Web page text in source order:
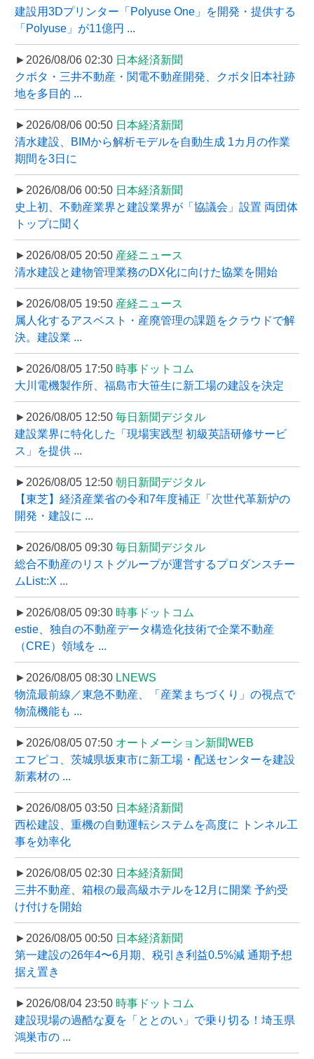
建設用3Dプリンター「Polyuse One」を開発・提供する
「Polyuse」が11億円 ...
►2026/08/06 02:30 日本経済新聞
クボタ・三井不動産・関電不動産開発、クボタ旧本社跡
地を多目的 ...
►2026/08/06 00:50 日本経済新聞
清水建設、BIMから解析モデルを自動生成 1カ月の作業
期間を3日に
►2026/08/06 00:50 日本経済新聞
史上初、不動産業界と建設業界が「協議会」設置 両団体
トップに聞く
►2026/08/05 20:50 産経ニュース
清水建設と建物管理業務のDX化に向けた協業を開始
►2026/08/05 19:50 産経ニュース
属人化するアスベスト・産廃管理の課題をクラウドで解
決。建設業 ...
►2026/08/05 17:50 時事ドットコム
大川電機製作所、福島市大笹生に新工場の建設を決定
►2026/08/05 12:50 毎日新聞デジタル
建設業界に特化した「現場実践型 初級英語研修サービ
ス」を提供 ...
►2026/08/05 12:50 朝日新聞デジタル
【東芝】経済産業省の令和7年度補正「次世代革新炉の
開発・建設に ...
►2026/08/05 09:30 毎日新聞デジタル
総合不動産のリストグループが運営するプロダンスチー
ムList::X ...
►2026/08/05 09:30 時事ドットコム
estie、独自の不動産データ構造化技術で企業不動産
（CRE）領域を ...
►2026/08/05 08:30 LNEWS
物流最前線／東急不動産、「産業まちづくり」の視点で
物流機能も ...
►2026/08/05 07:50 オートメーション新聞WEB
エフピコ、茨城県坂東市に新工場・配送センターを建設
新素材の ...
►2026/08/05 03:50 日本経済新聞
西松建設、重機の自動運転システムを高度に トンネル工
事を効率化
►2026/08/05 02:30 日本経済新聞
三井不動産、箱根の最高級ホテルを12月に開業 予約受
け付けを開始
►2026/08/05 00:50 日本経済新聞
第一建設の26年4〜6月期、税引き利益0.5%減 通期予想
据え置き
►2026/08/04 23:50 時事ドットコム
建設現場の過酷な夏を「ととのい」で乗り切る！埼玉県
鴻巣市の ...